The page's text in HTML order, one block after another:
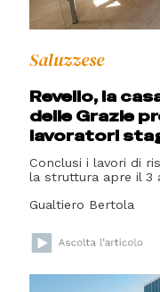
Saluzzese
Revello, la
delle Grazie
lavoratori
Conclusi i lavori di
la struttura apre il 3
Gualtiero Bertola